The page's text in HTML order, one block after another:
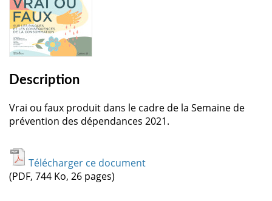
Description
Vrai ou faux produit dans le cadre de la Semaine de
prévention des dépendances 2021.
Télécharger ce document
(PDF, 744 Ko, 26 pages)